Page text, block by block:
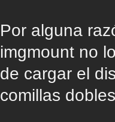
Por alguna
imgmount no
de cargar el
comillas